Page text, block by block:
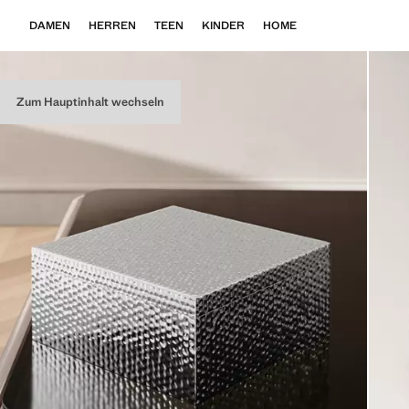
Zum Hauptinhalt wechseln
DAMEN HERREN TEEN KINDER HOME